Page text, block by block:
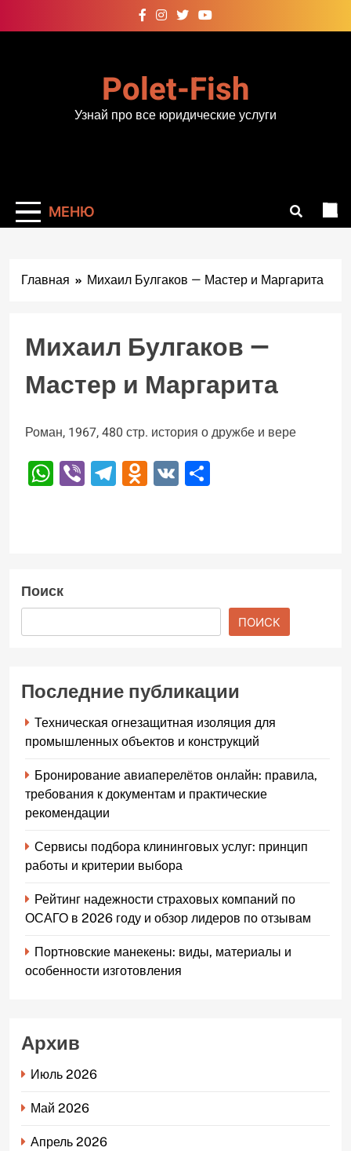
к
Polet-Fish
Узнай про все юридические услуги
МЕНЮ
Главная Михаил Булгаков — Мастер и Маргарита
Михаил Булгаков —
Мастер и Маргарита
Роман, 1967, 480 стр. история о дружбе и вере
WhatsApp
ViberTelegram
Odnoklassniki
VK
Поиск
ПОИСК
Последние публикации
Техническая огнезащитная изоляция для
промышленных объектов и конструкций
Бронирование авиаперелётов онлайн: правила,
требования к документам и практические
рекомендации
Сервисы подбора клининговых услуг: принцип
работы и критерии выбора
Рейтинг надежности страховых компаний по
ОСАГО в 2026 году и обзор лидеров по отзывам
Портновские манекены: виды, материалы и
особенности изготовления
Архив
Июль 2026
Май 2026
Апрель 2026